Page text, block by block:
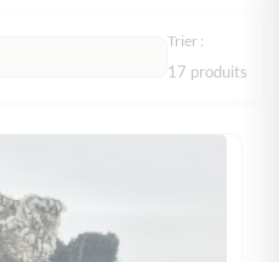
Trier :
17 produits